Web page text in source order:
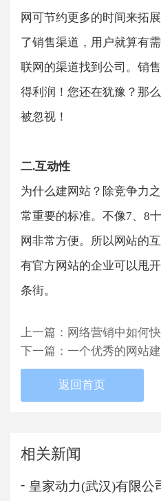
网可节约更多的时间来拓
了销售渠道，用户就算有
联网的渠道找到公司。销
得利润！您还在犹豫？那
被忽视！
二.互动性
为什么建网站？除竞争力
常重要的标准。不像7、8
网非常方便。所以网站的
有官方网站的企业可以甩
条街。
上一篇 ： 网络营销中如何
下一篇 ： 一个优秀的网站建设
返回首页
相关新闻
皇家动力(武汉)有限公司